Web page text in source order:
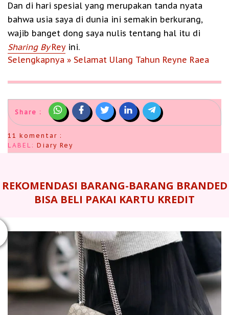
Dan di hari spesial yang merupakan tanda nyata
bahwa usia saya di dunia ini semakin berkurang,
wajib banget dong saya nulis tentang hal itu di
Sharing ByReyini.
Selengkapnya » Selamat Ulang Tahun Reyne Raea
Share :
11 komentar :
LABEL: Diary Rey
REKOMENDASI BARANG-BARANG BRANDED
BISA BELI PAKAI KARTU KREDIT